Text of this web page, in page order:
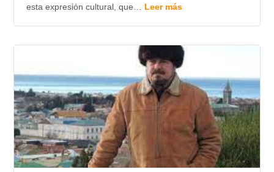
esta expresión cultural, que… Leer más